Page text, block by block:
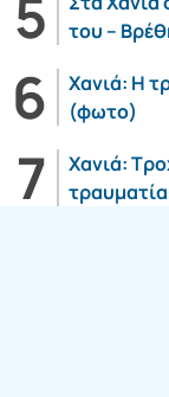
του –
Χανιά: Η
(φωτο)
Χανιά: